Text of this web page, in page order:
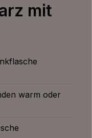
mit
warm oder